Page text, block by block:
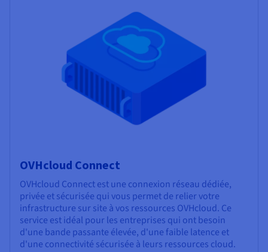
OVHcloud Connect
OVHcloud Connect est une connexion réseau dédiée,
privée et sécurisée qui vous permet de relier votre
infrastructure sur site à vos ressources OVHcloud. Ce
service est idéal pour les entreprises qui ont besoin
d'une bande passante élevée, d'une faible latence et
d'une connectivité sécurisée à leurs ressources cloud.